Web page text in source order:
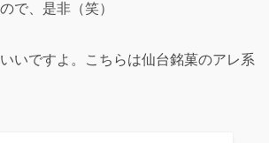
で、是非（笑）
いですよ。こちらは仙台銘菓のアレ系